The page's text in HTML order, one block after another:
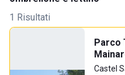
1 Risultati
Parco
Castel